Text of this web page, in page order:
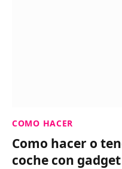
COMO HACER
Como hacer o
coche con